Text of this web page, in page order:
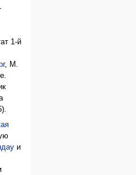
1-й
, М.
и